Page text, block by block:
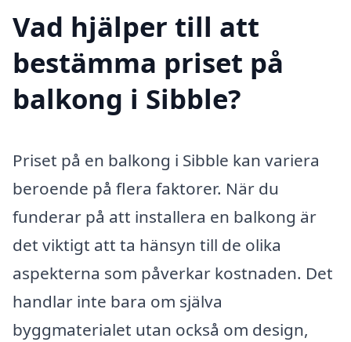
Vad hjälper till att
bestämma priset på
balkong i Sibble?
Priset på en balkong i Sibble kan variera
beroende på flera faktorer. När du
funderar på att installera en balkong är
det viktigt att ta hänsyn till de olika
aspekterna som påverkar kostnaden. Det
handlar inte bara om själva
byggmaterialet utan också om design,